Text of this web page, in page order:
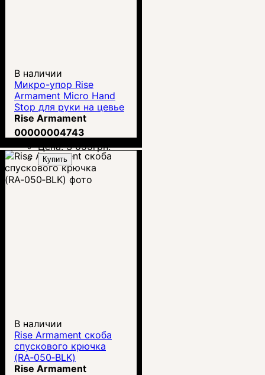
В наличии
Микро-упор Rise
Armament Micro Hand
Stop для руки на цевье
M‑LOK
Rise Armament
00000004743
Цена:3 055грн.
Купить
В наличии
Rise Armament скоба
спускового крючка
(RA‑050‑BLK)
Rise Armament